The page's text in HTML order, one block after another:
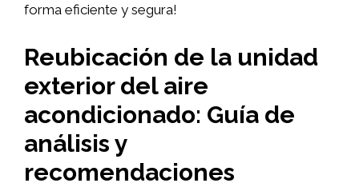
forma eficiente y segura!
Reubicación de la unidad
exterior del aire
acondicionado: Guía de
análisis y
recomendaciones